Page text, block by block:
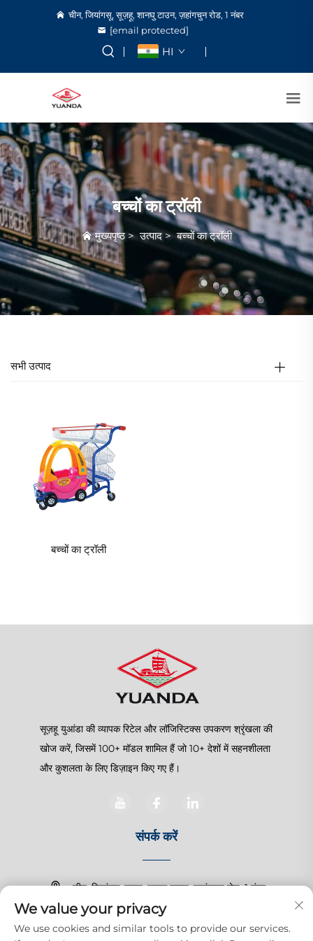
चीन, जियांगसू, सूज़हू, शानघु टाउन, ज़हांगचुन रोड, 1 नंबर
[email protected]
HI
बच्चों का ट्रॉली
मुख्यपृष्ठ>उत्पाद>बच्चों का ट्रॉली
सभी उत्पाद
बच्चों का ट्रॉली
सूज़हू युआंडा की व्यापक रिटेल और लॉजिस्टिक्स उपकरण श्रृंखला की
खोज करें, जिसमें 100+ मॉडल शामिल हैं जो 10+ देशों में सहनशीलता
और कुशलता के लिए डिज़ाइन किए गए हैं।
संपर्क करें
चीन, जियांगसू, सूज़हू, शानघु टाउन, ज़हांगचुन रोड, 1 नंबर
+86-15150179453
We value your privacy
We use cookies and similar tools to provide our services.